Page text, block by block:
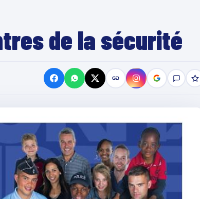
de la sécurité